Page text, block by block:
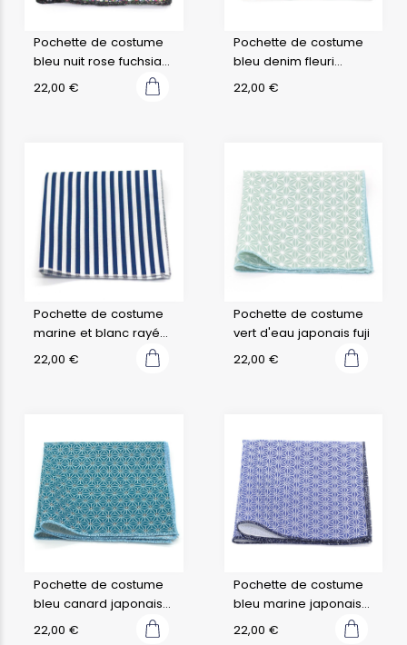
Pochette de costume
bleu nuit rose fuchsia
vert fleuri
22,00 €
Pochette de costume
bleu denim fleuri
amaryllis
22,00 €
Pochette de costume
marine et blanc rayé
marin
22,00 €
Pochette de costume
vert d'eau japonais fuji
22,00 €
Pochette de costume
bleu canard japonais
saki
22,00 €
Pochette de costume
bleu marine japonais
saki
22,00 €